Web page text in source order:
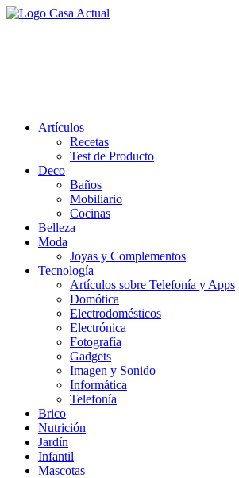
Saltar
Artículos
Recetas
Test de Producto
Deco
Baños
Mobiliario
Cocinas
Belleza
Moda
Joyas y Complementos
Tecnología
Artículos sobre Telefonía y Apps
Domótica
Electrodomésticos
Electrónica
Fotografía
Gadgets
Imagen y Sonido
Informática
Telefonía
Brico
Nutrición
Jardín
Infantil
Mascotas